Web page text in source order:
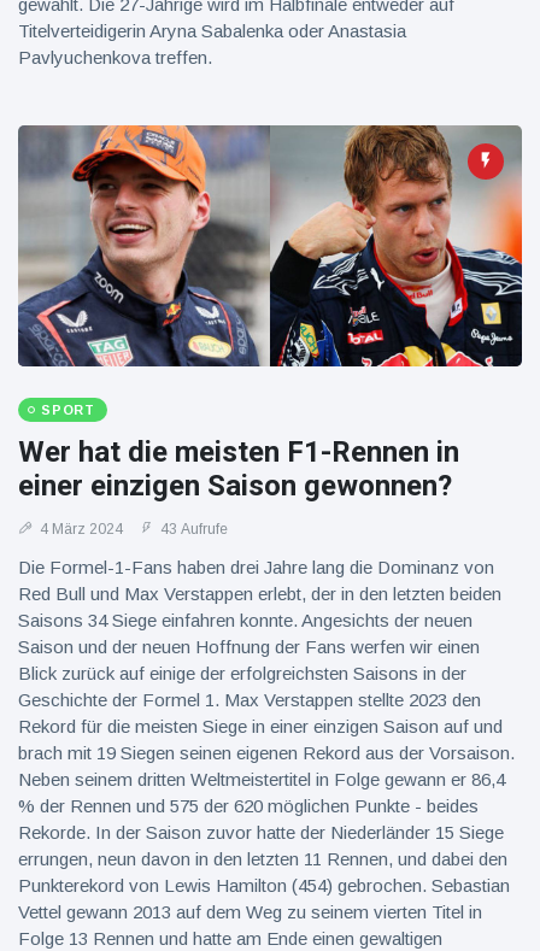
gewählt. Die 27-Jährige wird im Halbfinale entweder auf
Titelverteidigerin Aryna Sabalenka oder Anastasia
Pavlyuchenkova treffen.
SPORT
Wer hat die meisten F1-Rennen in
einer einzigen Saison gewonnen?
4 März 2024 43 Aufrufe
Die Formel-1-Fans haben drei Jahre lang die Dominanz von
Red Bull und Max Verstappen erlebt, der in den letzten beiden
Saisons 34 Siege einfahren konnte. Angesichts der neuen
Saison und der neuen Hoffnung der Fans werfen wir einen
Blick zurück auf einige der erfolgreichsten Saisons in der
Geschichte der Formel 1. Max Verstappen stellte 2023 den
Rekord für die meisten Siege in einer einzigen Saison auf und
brach mit 19 Siegen seinen eigenen Rekord aus der Vorsaison.
Neben seinem dritten Weltmeistertitel in Folge gewann er 86,4
% der Rennen und 575 der 620 möglichen Punkte - beides
Rekorde. In der Saison zuvor hatte der Niederländer 15 Siege
errungen, neun davon in den letzten 11 Rennen, und dabei den
Punkterekord von Lewis Hamilton (454) gebrochen. Sebastian
Vettel gewann 2013 auf dem Weg zu seinem vierten Titel in
Folge 13 Rennen und hatte am Ende einen gewaltigen